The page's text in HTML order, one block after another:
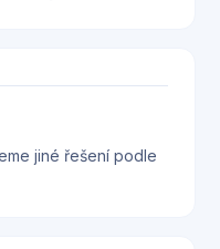
jiné řešení podle